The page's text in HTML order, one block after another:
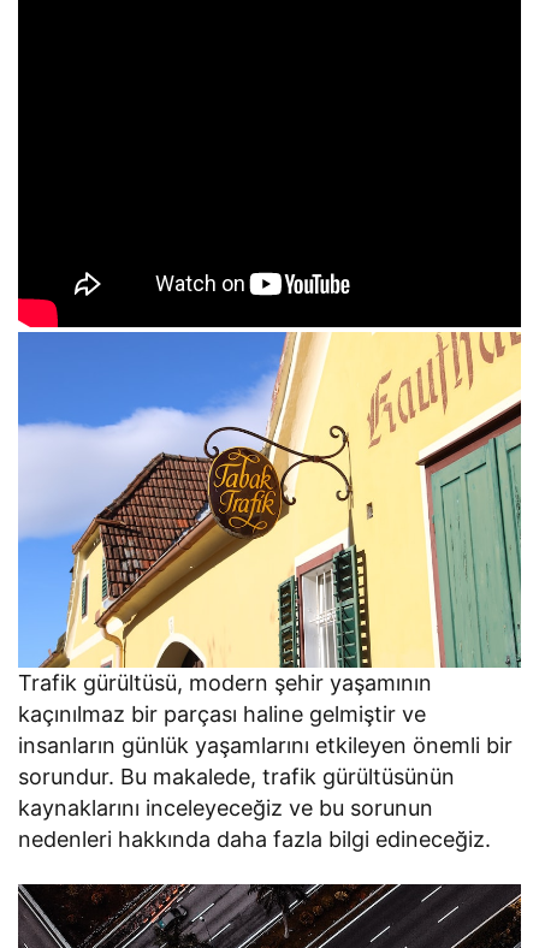
Trafik gürültüsü, modern şehir yaşamının
kaçınılmaz bir parçası haline gelmiştir ve
insanların günlük yaşamlarını etkileyen önemli bir
sorundur. Bu makalede, trafik gürültüsünün
kaynaklarını inceleyeceğiz ve bu sorunun
nedenleri hakkında daha fazla bilgi edineceğiz.